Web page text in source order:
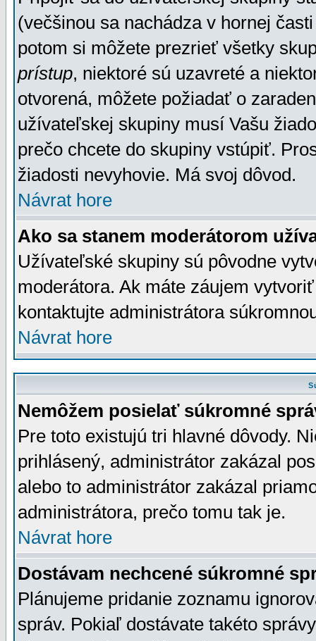
(večšinou sa nachádza v hornej
potom si môžete prezrieť všetky
prístup, niektoré sú uzavreté a
otvorená, môžete požiadať o
užívateľskej skupiny musí Vašu
prečo chcete do skupiny vstúpiť.
žiadosti nevyhovie. Má svoj dôvod.
Návrat hore
Ako sa stanem moderátorom
Užívateľské skupiny sú pôvodne
moderátora. Ak máte záujem
kontaktujte administrátora
Návrat hore
Nemôžem posielať súkromné
Pre toto existujú tri hlavné dôvody.
prihlásený, administrátor zakázal
alebo to administrátor zakázal
administrátora, prečo tomu tak je.
Návrat hore
Dostávam nechcené súkromné
Plánujeme pridanie zoznamu
správ. Pokiaľ dostávate takéto